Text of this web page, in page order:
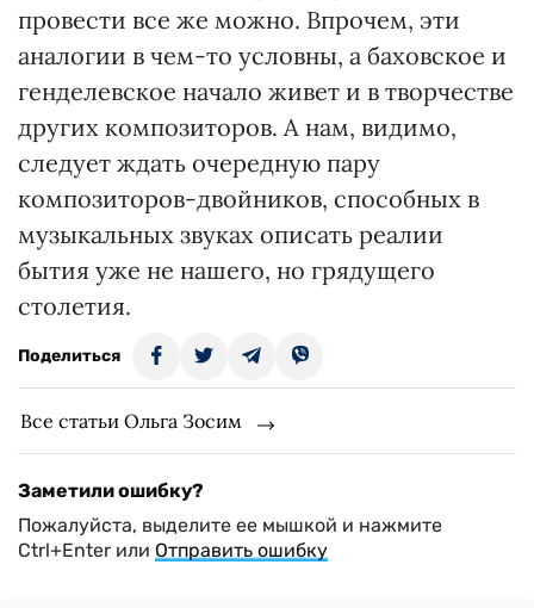
провести все же можно. Впрочем, эти
аналогии в чем-то условны, а баховское и
генделевское начало живет и в творчестве
других композиторов. А нам, видимо,
следует ждать очередную пару
композиторов-двойников, способных в
музыкальных звуках описать реалии
бытия уже не нашего, но грядущего
столетия.
Поделиться
Все статьи Ольга Зосим
Заметили ошибку?
Пожалуйста, выделите ее мышкой и нажмите
Ctrl+Enter или Отправить ошибку